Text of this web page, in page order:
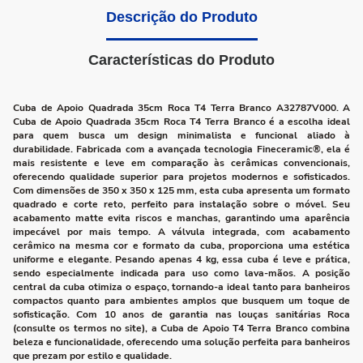
Descrição do Produto
Características do Produto
Cuba de Apoio Quadrada 35cm Roca T4 Terra Branco A32787V000. A
Cuba de Apoio Quadrada 35cm Roca T4 Terra Branco é a escolha ideal
para quem busca um design minimalista e funcional aliado à
durabilidade. Fabricada com a avançada tecnologia Fineceramic®, ela é
mais resistente e leve em comparação às cerâmicas convencionais,
oferecendo qualidade superior para projetos modernos e sofisticados.
Com dimensões de 350 x 350 x 125 mm, esta cuba apresenta um formato
quadrado e corte reto, perfeito para instalação sobre o móvel. Seu
acabamento matte evita riscos e manchas, garantindo uma aparência
impecável por mais tempo. A válvula integrada, com acabamento
cerâmico na mesma cor e formato da cuba, proporciona uma estética
uniforme e elegante. Pesando apenas 4 kg, essa cuba é leve e prática,
sendo especialmente indicada para uso como lava-mãos. A posição
central da cuba otimiza o espaço, tornando-a ideal tanto para banheiros
compactos quanto para ambientes amplos que busquem um toque de
sofisticação. Com 10 anos de garantia nas louças sanitárias Roca
(consulte os termos no site), a Cuba de Apoio T4 Terra Branco combina
beleza e funcionalidade, oferecendo uma solução perfeita para banheiros
que prezam por estilo e qualidade.